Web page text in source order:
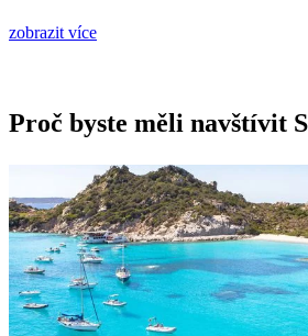
zobrazit více
Proč byste měli navštívit